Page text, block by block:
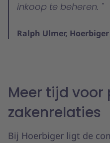
inkoop te beheren.
Ralph Ulmer,
Meer tijd voor
zakenrelaties
Bij Hoerbiger ligt de